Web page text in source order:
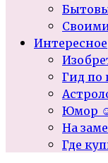
Интересное
Гид по
Юмор
На
Где